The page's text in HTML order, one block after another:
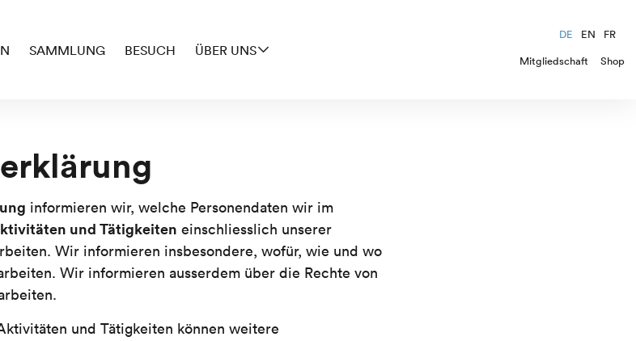
SAMMLUNG BESUCH ÜBER UNS
DE EN
FR
Mitgliedschaft
Shop
informieren wir, welche Personendaten wir im
und Tätigkeiten einschliesslich unserer
Wir informieren insbesondere, wofür, wie und wo
Wir informieren ausserdem über die Rechte von
und Tätigkeiten können weitere